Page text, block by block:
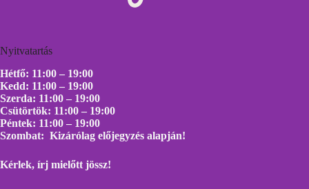
Nyitvatartás
Hétfő: 11:00 – 19:00
Kedd: 11:00 – 19:00
Szerda: 11:00 – 19:00
Csütörtök: 11:00 – 19:00
Péntek: 11:00 – 19:00
Szombat: Kizárólag előjegyzés alapján!
Kérlek, írj mielőtt jössz!